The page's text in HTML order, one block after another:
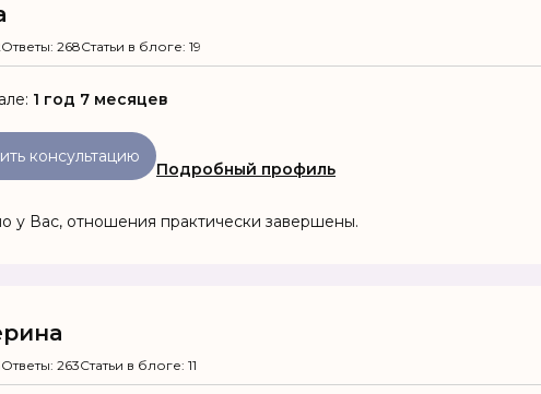
Ответы: 268Статьи в блоге: 19
1 год 7 месяцев
консультацию
Подробный профиль
у Вас, отношения практически завершены.
Ответы: 263Статьи в блоге: 11